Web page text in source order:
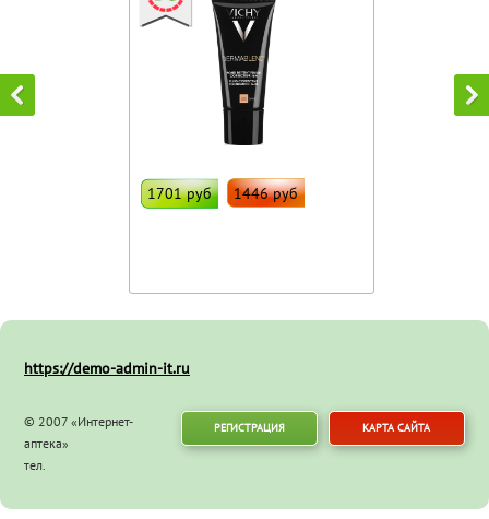
1701 руб 1446 руб
https://demo-admin-it.ru
© 2007 «Интернет-
аптека»
тел.
РЕГИСТРАЦИЯ КАРТА САЙТА